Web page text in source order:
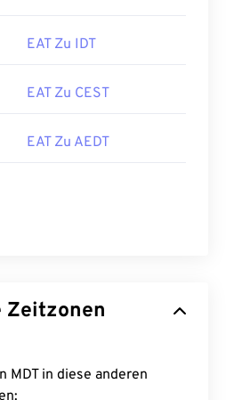
EAT Zu IDT
EAT Zu CEST
EAT Zu AEDT
Zeitzonen
MDT in diese anderen